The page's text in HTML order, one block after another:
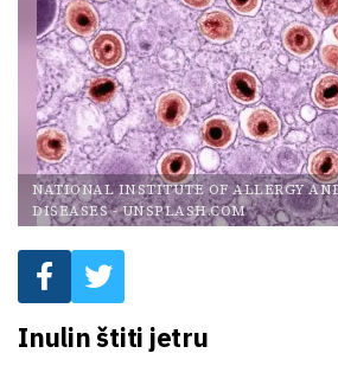
NATIONAL INSTITUTE OF ALLERGY
DISEASES-UNSPLASH.COM
Inulin štiti jetru